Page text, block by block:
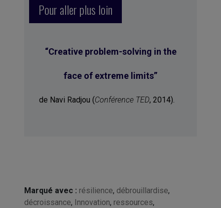
Pour aller plus loin
“Creative problem-solving in the
face of extreme limits”
de Navi Radjou (Conférence TED, 2014).
Marqué avec : résilience, débrouillardise,
décroissance, Innovation, ressources,